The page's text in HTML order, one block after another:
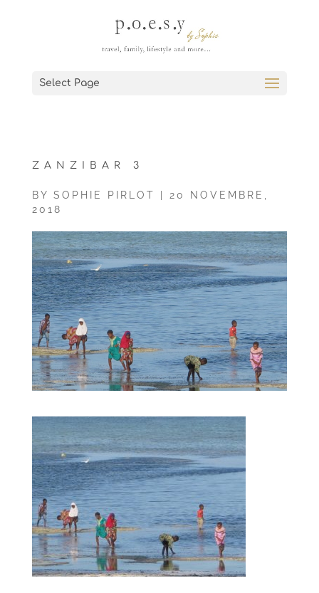
Select Page
ZANZIBAR 3
BY SOPHIE PIRLOT
20 NOVEMBRE,
2018